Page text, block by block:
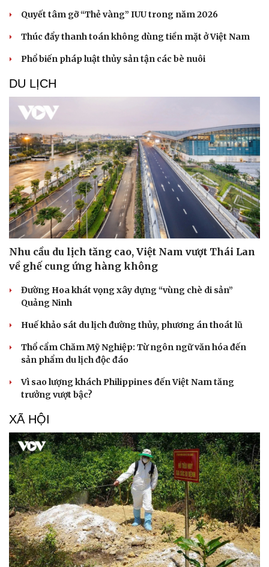
Sức khỏe
Cây thuốc
Nhi khoa
Nam khoa
Làm đẹp - giảm cân
Phòng mạch online
Ăn sạch sống khỏe
Đời sống
Quyết tâm gỡ “Thẻ vàng” IUU trong năm 2026
Thúc đẩy thanh toán không dùng tiền mặt ở Việt Nam
Phổ biến pháp luật thủy sản tận các bè nuôi
DU LỊCH
Nhu cầu du lịch tăng cao, Việt Nam vượt Thái Lan
về ghế cung ứng hàng không
Đường Hoa khát vọng xây dựng “vùng chè di sản”
Quảng Ninh
Huế khảo sát du lịch đường thủy, phương án thoát lũ
Thổ cẩm Chăm Mỹ Nghiệp: Từ ngôn ngữ văn hóa đến
sản phẩm du lịch độc đáo
Vì sao lượng khách Philippines đến Việt Nam tăng
trưởng vượt bậc?
XÃ HỘI